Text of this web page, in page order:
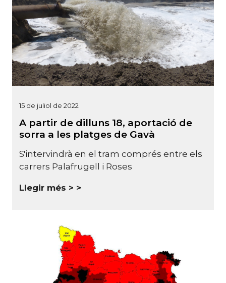
15 de juliol de 2022
A partir de dilluns 18, aportació de
sorra a les platges de Gavà
S'intervindrà en el tram comprés entre els
carrers Palafrugell i Roses
Llegir més >